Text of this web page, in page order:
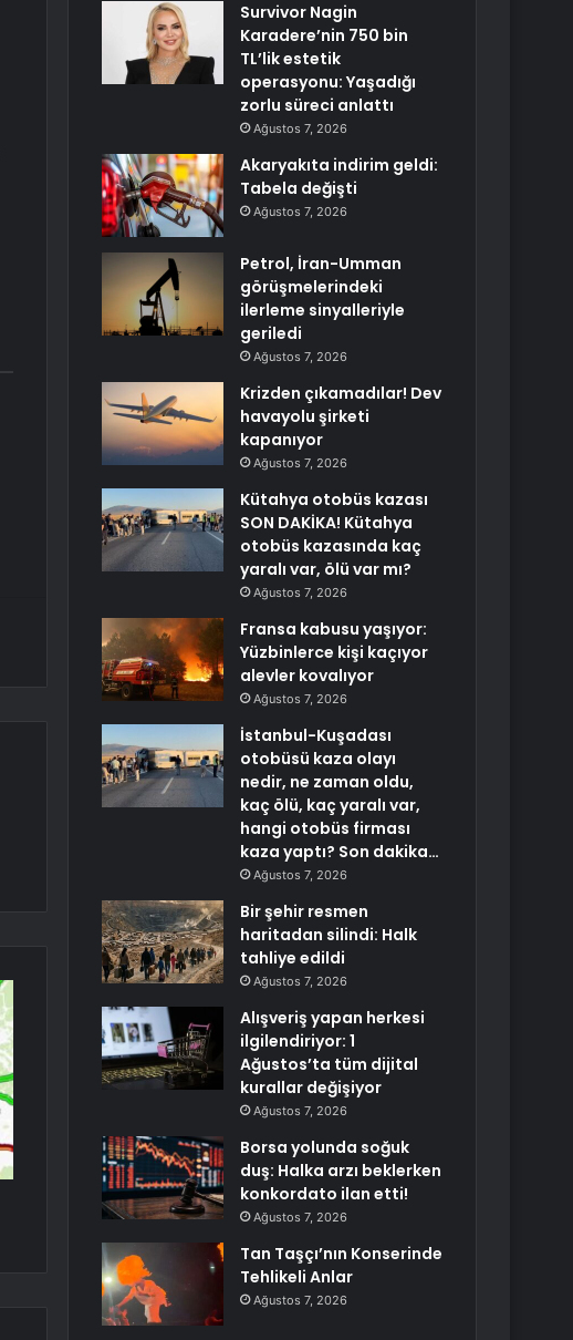
Survivor Nagin
Karadere’nin 750 bin
TL’lik estetik
operasyonu: Yaşadığı
zorlu süreci anlattı
Ağustos 7, 2026
Akaryakıta indirim geldi:
Tabela değişti
Ağustos 7, 2026
Petrol, İran-Umman
görüşmelerindeki
ilerleme sinyalleriyle
geriledi
Ağustos 7, 2026
Krizden çıkamadılar! Dev
havayolu şirketi
kapanıyor
Ağustos 7, 2026
Kütahya otobüs kazası
SON DAKİKA! Kütahya
otobüs kazasında kaç
yaralı var, ölü var mı?
Ağustos 7, 2026
Fransa kabusu yaşıyor:
Yüzbinlerce kişi kaçıyor
alevler kovalıyor
Ağustos 7, 2026
İstanbul-Kuşadası
otobüsü kaza olayı
nedir, ne zaman oldu,
kaç ölü, kaç yaralı var,
hangi otobüs firması
kaza yaptı? Son dakika…
Ağustos 7, 2026
Bir şehir resmen
haritadan silindi: Halk
tahliye edildi
Ağustos 7, 2026
Alışveriş yapan herkesi
ilgilendiriyor: 1
Ağustos’ta tüm dijital
kurallar değişiyor
Ağustos 7, 2026
Borsa yolunda soğuk
duş: Halka arzı beklerken
konkordato ilan etti!
Ağustos 7, 2026
Tan Taşçı’nın Konserinde
Tehlikeli Anlar
Ağustos 7, 2026